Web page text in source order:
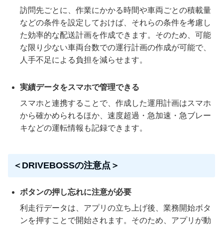
訪問先ごとに、作業にかかる時間や車両ごとの積載量
などの条件を設定しておけば、それらの条件を考慮し
た効率的な配送計画を作成できます。そのため、可能
な限り少ない車両台数での運行計画の作成が可能で、
人手不足による負担を減らせます。
実績データをスマホで管理できる
スマホと連携することで、作成した運用計画はスマホ
から確かめられるほか、速度超過・急加速・急ブレー
キなどの運転情報も記録できます。
＜DRIVEBOSSの注意点＞
ボタンの押し忘れに注意が必要
利走行データは、アプリの立ち上げ後、業務開始ボタ
ンを押すことで開始されます。そのため、アプリが動